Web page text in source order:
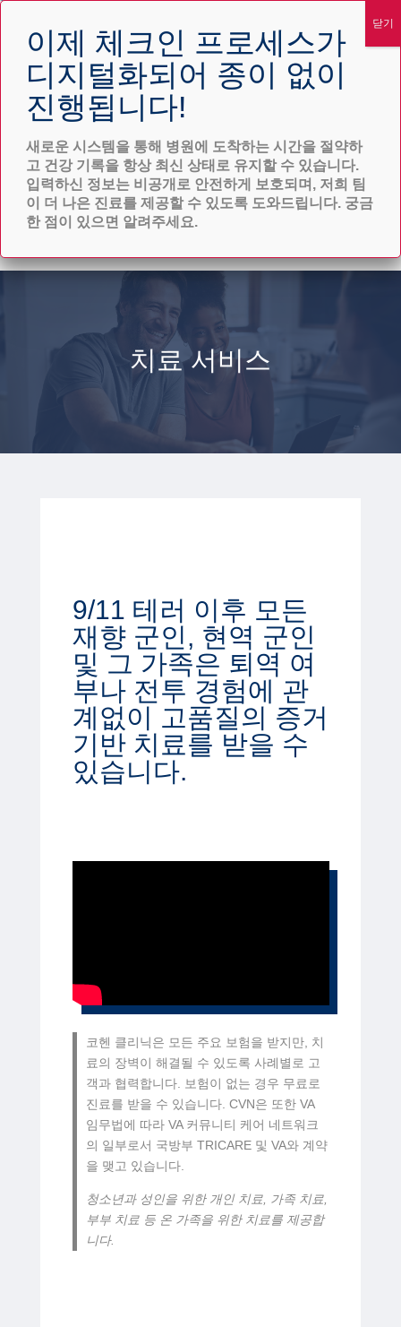
위기 서비스
오늘 시작하기
치료 서비스
9/11 테러 이후 모든
재향 군인, 현역 군인
및 그 가족은 퇴역 여
부나 전투 경험에 관
계없이 고품질의 증거
기반 치료를 받을 수
있습니다.
코헨 클리닉은 모든 주요 보험을 받지만, 치
료의 장벽이 해결될 수 있도록 사례별로 고
객과 협력합니다. 보험이 없는 경우 무료로
진료를 받을 수 있습니다. CVN은 또한 VA
임무법에 따라 VA 커뮤니티 케어 네트워크
의 일부로서 국방부 TRICARE 및 VA와 계약
을 맺고 있습니다.
청소년과 성인을 위한 개인 치료, 가족 치료,
부부 치료 등 온 가족을 위한 치료를 제공합
니다.
새로운 시스템을 통해 병원에 도착하는 시간을 절약하
고 건강 기록을 항상 최신 상태로 유지할 수 있습니다.
입력하신 정보는 비공개로 안전하게 보호되며, 저희 팀
이 더 나은 진료를 제공할 수 있도록 도와드립니다. 궁금
한 점이 있으면 알려주세요.